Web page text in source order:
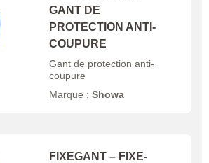
GANT DE
PROTECTION ANTI-
COUPURE
Gant de protection anti-
coupure
Marque :Showa
FIXEGANT – FIXE-